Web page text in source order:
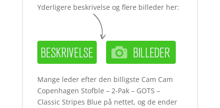
Yderligere beskrivelse og flere billeder her:
Mange leder efter den billigste Cam Cam
Copenhagen Stofble – 2-Pak – GOTS –
Classic Stripes Blue på nettet, og de ender